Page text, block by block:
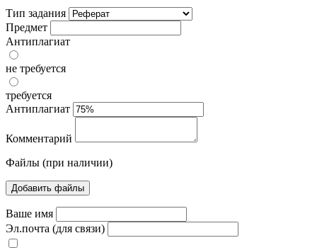
Тип задания
Предмет
Антиплагиат
не требуется
требуется
Антиплагиат
Комментарий
Файлы (при наличии)
Добавить файлы
Ваше имя
Эл.почта (для связи)